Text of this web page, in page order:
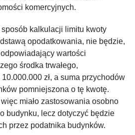
komercyjnych.
kalkulacji limitu kwoty
opodatkowania, nie będzie,
wartości
środka trwałego,
zł, a suma przychodów
pomniejszona o tę kwotę.
miało zastosowania osobno
budynku, lecz dotyczyć będzie
przez podatnika budynków.